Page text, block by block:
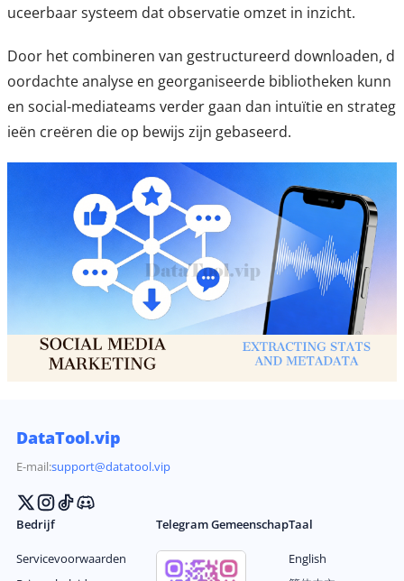
uceerbaar systeem dat observatie omzet in inzicht.
Door het combineren van gestructureerd downloaden, d
oordachte analyse en georganiseerde bibliotheken kunn
en social-mediateams verder gaan dan intuïtie en strateg
ieën creëren die op bewijs zijn gebaseerd.
DataTool.vip
E-mail:support@datatool.vip
Bedrijf
Servicevoorwaarden
Telegram GemeenschapTaal
English